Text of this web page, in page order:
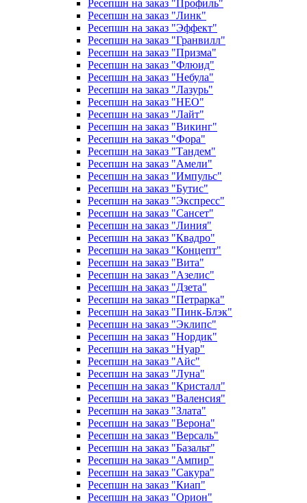
Ресепшн на заказ "Профиль"
Ресепшн на заказ "Линк"
Ресепшн на заказ "Эффект"
Ресепшн на заказ "Гранвилл"
Ресепшн на заказ "Призма"
Ресепшн на заказ "Флюид"
Ресепшн на заказ "Небула"
Ресепшн на заказ "Лазурь"
Ресепшн на заказ "НЕО"
Ресепшн на заказ "Лайт"
Ресепшн на заказ "Викинг"
Ресепшн на заказ "Фора"
Ресепшн на заказ "Тандем"
Ресепшн на заказ "Амели"
Ресепшн на заказ "Импульс"
Ресепшн на заказ "Бутис"
Ресепшн на заказ "Экспресс"
Ресепшн на заказ "Сансет"
Ресепшн на заказ "Линия"
Ресепшн на заказ "Квадро"
Ресепшн на заказ "Концепт"
Ресепшн на заказ "Вита"
Ресепшн на заказ "Азелис"
Ресепшн на заказ "Дзета"
Ресепшн на заказ "Петрарка"
Ресепшн на заказ "Пинк-Блэк"
Ресепшн на заказ "Эклипс"
Ресепшн на заказ "Нордик"
Ресепшн на заказ "Нуар"
Ресепшн на заказ "Айс"
Ресепшн на заказ "Луна"
Ресепшн на заказ "Кристалл"
Ресепшн на заказ "Валенсия"
Ресепшн на заказ "Злата"
Ресепшн на заказ "Верона"
Ресепшн на заказ "Версаль"
Ресепшн на заказ "Базальт"
Ресепшн на заказ "Ампир"
Ресепшн на заказ "Сакура"
Ресепшн на заказ "Киап"
Ресепшн на заказ "Орион"